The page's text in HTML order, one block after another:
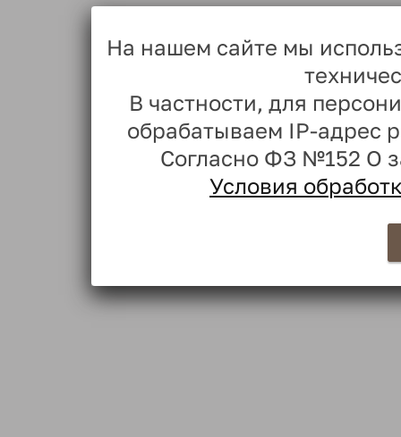
На нашем сайте мы
В частности, для
обрабатываем IP-адрес
Согласно ФЗ №152 О
Условия